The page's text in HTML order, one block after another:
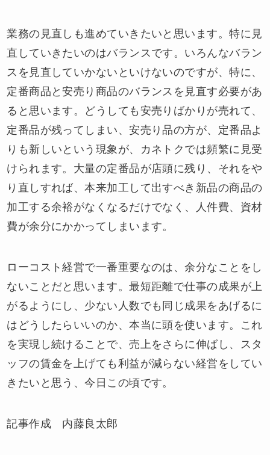
業務の見直しも進めていきたいと思います。特に見
直していきたいのはバランスです。いろんなバラン
スを見直していかないといけないのですが、特に、
定番商品と安売り商品のバランスを見直す必要があ
ると思います。どうしても安売りばかりが売れて、
定番品が残ってしまい、安売り品の方が、定番品よ
りも新しいという現象が、カネトクでは頻繁に見受
けられます。大量の定番品が店頭に残り、それをや
り直しすれば、本来加工して出すべき新品の商品の
加工する余裕がなくなるだけでなく、人件費、資材
費が余分にかかってしまいます。
ローコスト経営で一番重要なのは、余分なことをし
ないことだと思います。最短距離で仕事の成果が上
がるようにし、少ない人数でも同じ成果をあげるに
はどうしたらいいのか、本当に頭を使います。これ
を実現し続けることで、売上をさらに伸ばし、スタ
ッフの賃金を上げても利益が減らない経営をしてい
きたいと思う、今日この頃です。
記事作成 内藤良太郎